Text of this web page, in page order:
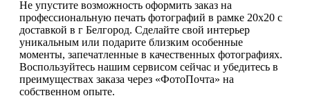
Не упустите возможность оформить заказ на
профессиональную печать фотографий в рамке 20х20 с
доставкой в г Белгород. Сделайте свой интерьер
уникальным или подарите близким особенные
моменты, запечатленные в качественных фотографиях.
Воспользуйтесь нашим сервисом сейчас и убедитесь в
преимуществах заказа через «ФотоПочта» на
собственном опыте.